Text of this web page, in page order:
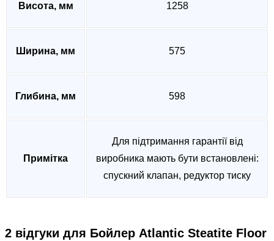
Висота, мм 1258
Ширина, мм 575
Глибина, мм 598
Примітка
Для підтримання гарантії від
виробника мають бути встановлені:
спускний клапан, редуктор тиску
2 відгуки для Бойлер Atlantic Steatite Floor